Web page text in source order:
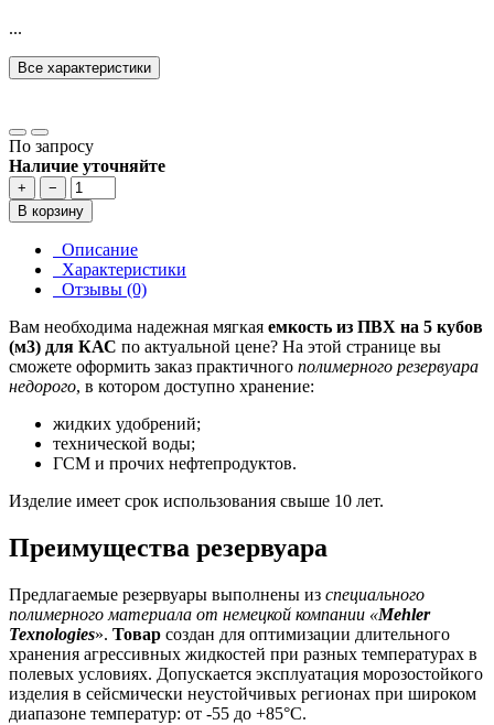
...
Все характеристики
По запросу
Наличие уточняйте
+
−
В корзину
Описание
Характеристики
Отзывы (0)
Вам необходима надежная мягкая емкость из ПВХ на 5 кубов
(м3) для КАС по актуальной цене? На этой странице вы
сможете оформить заказ практичного полимерного резервуара
недорого, в котором доступно хранение:
жидких удобрений;
технической воды;
ГСМ и прочих нефтепродуктов.
Изделие имеет срок использования свыше 10 лет.
Преимущества резервуара
Предлагаемые резервуары выполнены из специального
полимерного материала от немецкой компании «Mehler
Texnologies». Товар создан для оптимизации длительного
хранения агрессивных жидкостей при разных температурах в
полевых условиях. Допускается эксплуатация морозостойкого
изделия в сейсмически неустойчивых регионах при широком
диапазоне температур: от -55 до +85°C.